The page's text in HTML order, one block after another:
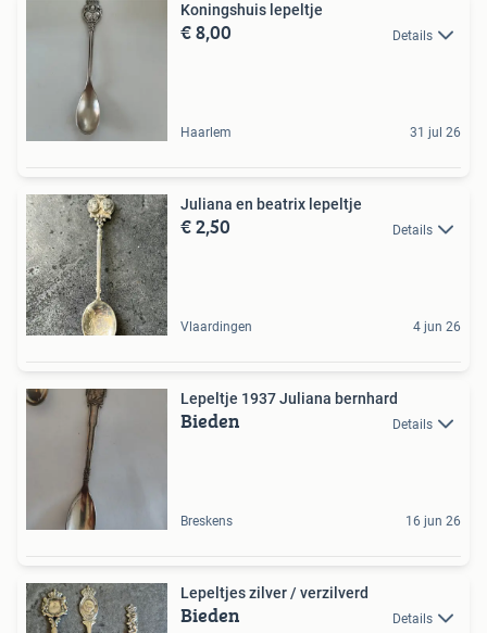
Koningshuis lepeltje
€ 8,00 Details
Haarlem 31 jul 26
Juliana en beatrix lepeltje
€ 2,50 Details
Vlaardingen 4 jun 26
Lepeltje 1937 Juliana bernhard
Bieden Details
Breskens 16 jun 26
Lepeltjes zilver / verzilverd
Bieden Details